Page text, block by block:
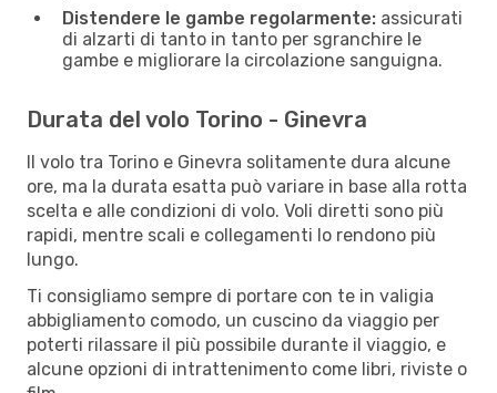
Distendere le gambe regolarmente: assicurati
di alzarti di tanto in tanto per sgranchire le
gambe e migliorare la circolazione sanguigna.
Durata del volo Torino - Ginevra
Il volo tra Torino e Ginevra solitamente dura alcune
ore, ma la durata esatta può variare in base alla rotta
scelta e alle condizioni di volo. Voli diretti sono più
rapidi, mentre scali e collegamenti lo rendono più
lungo.
Ti consigliamo sempre di portare con te in valigia
abbigliamento comodo, un cuscino da viaggio per
poterti rilassare il più possibile durante il viaggio, e
alcune opzioni di intrattenimento come libri, riviste o